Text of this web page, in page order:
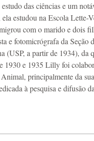
das ciências e um
estudou na Escola Lette-
com o marido e dois
e fotomicrógrafa da
(USP, a partir de 1934), da
1930 e 1935 Lilly foi
principalmente da
à pesquisa e difusão